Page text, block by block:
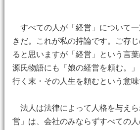
すべての人が「経営」について
きだ。これが私の持論です。ご存
ると思いますが「経営」という言葉
源氏物語にも「娘の経営を頼む。
行く末・その人生を頼むという意味
法人は法律によって人格を与え
営」は、会社のみならずすべての人